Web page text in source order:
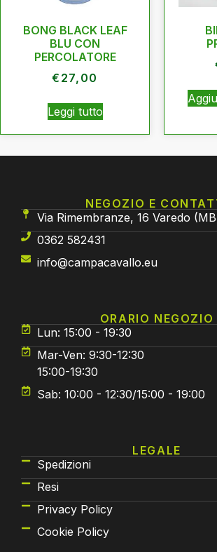
BONG BLACK LEAF
BLU CON
PERCOLATORE
€ 27,00
Leggi tutto
NEGOZIO E
Via Rimembranze, 16 Varedo
0362 582431
info@campacavallo.eu
ORARIO NEGOZIO
Lun: 15:00 - 19:30
Mar-Ven: 9:30-12:30
15:00-19:30
Sab: 10:00 - 12:30/15:00 - 19:00
LEGALE
Spedizioni
Resi
Privacy Policy
Cookie Policy